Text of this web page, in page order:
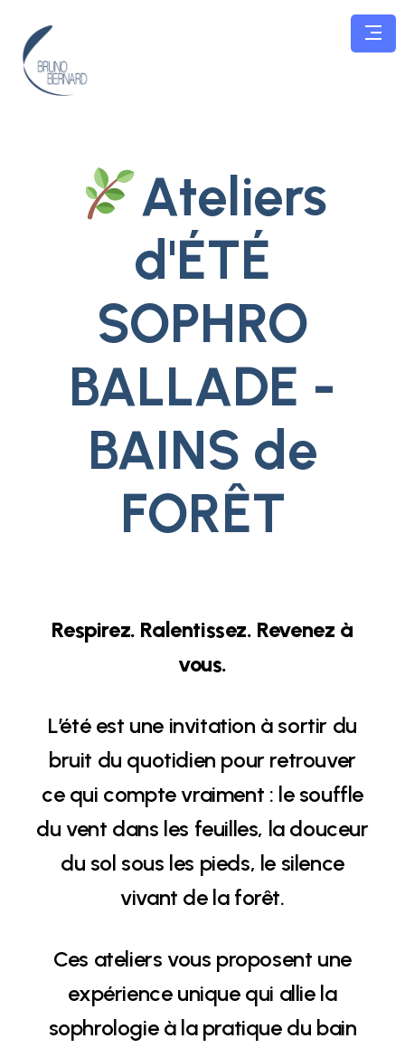
Ateliers
d'ÉTÉ
SOPHRO
BALLADE -
BAINS de
FORÊT
Respirez. Ralentissez. Revenez à
vous.
L’été est une invitation à sortir du
bruit du quotidien pour retrouver
ce qui compte vraiment : le souffle
du vent dans les feuilles, la douceur
du sol sous les pieds, le silence
vivant de la forêt.
Ces ateliers vous proposent une
expérience unique qui allie la
sophrologie à la pratique du bain